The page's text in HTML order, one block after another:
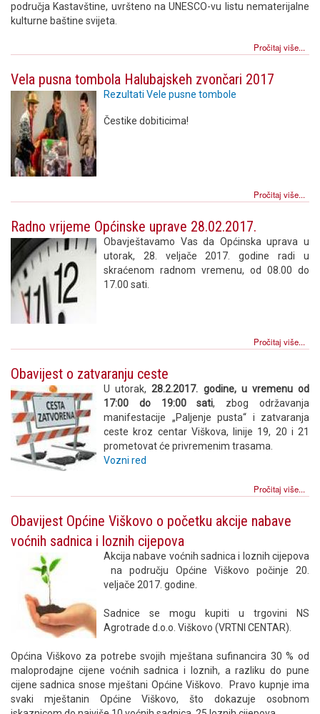
područja Kastavštine, uvršteno na UNESCO-vu listu nematerijalne
kulturne baštine svijeta.
Pročitaj više...
Vela pusna tombola Halubajskeh zvončari 2017
Rezultati Vele pusne tombole
Čestike dobiticima!
Pročitaj više...
Radno vrijeme Općinske uprave 28.02.2017.
Obavještavamo Vas da Općinska uprava u
utorak, 28. veljače 2017. godine radi u
skraćenom radnom vremenu, od 08.00 do
17.00 sati.
Pročitaj više...
Obavijest o zatvaranju ceste
U utorak,28.2.2017. godine, u vremenu od
17:00 do 19:00 sati, zbog održavanja
manifestacije „Paljenje pusta“ i zatvaranja
ceste kroz centar Viškova, linije 19, 20 i 21
prometovat će privremenim trasama.
Vozni red
Pročitaj više...
Obavijest Općine Viškovo o početku akcije nabave
voćnih sadnica i loznih cijepova
Akcija nabave voćnih sadnica i loznih cijepova
na području Općine Viškovo počinje 20.
veljače 2017. godine.
Sadnice se mogu kupiti u trgovini NS
Agrotrade d.o.o. Viškovo (VRTNI CENTAR).
Općina Viškovo za potrebe svojih mještana sufinancira 30 % od
maloprodajne cijene voćnih sadnica i loznih, a razliku do pune
cijene sadnica snose mještani Općine Viškovo. Pravo kupnje ima
svaki mještanin Općine Viškovo, što dokazuje osobnom